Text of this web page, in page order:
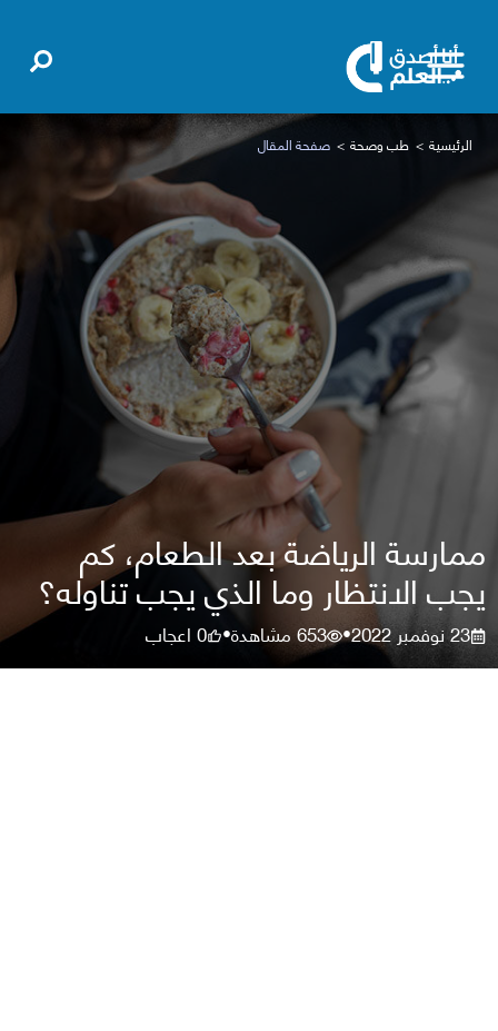
الرئيسية طب وصحة صفحة المقال
ممارسة الرياضة بعد الطعام، كم
يجب الانتظار وما الذي يجب تناوله؟
23 نوفمبر 2022 •
653مشاهدة•
0اعجاب